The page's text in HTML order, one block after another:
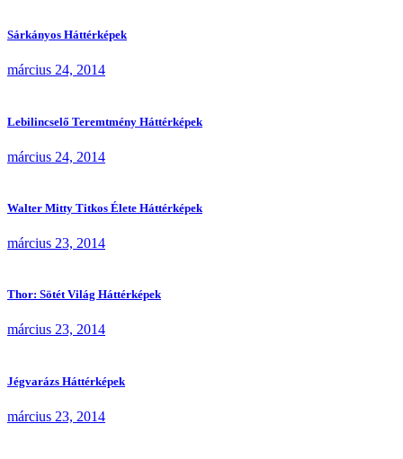
Sárkányos Háttérképek
március 24, 2014
Lebilincselő Teremtmény Háttérképek
március 24, 2014
Walter Mitty Titkos Élete Háttérképek
március 23, 2014
Thor: Sötét Világ Háttérképek
március 23, 2014
Jégvarázs Háttérképek
március 23, 2014